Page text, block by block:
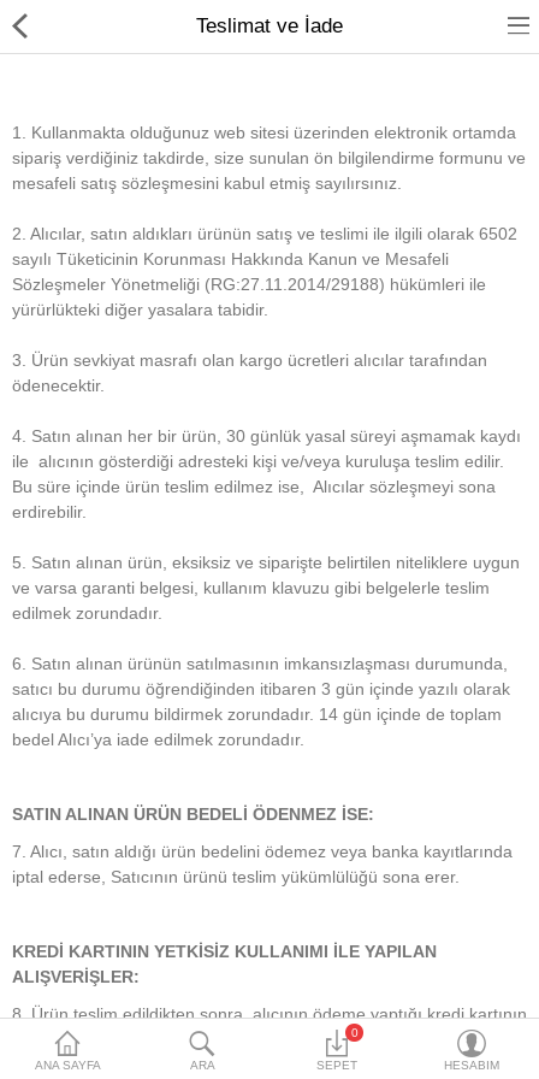
Volkswagen
Seat
Skoda
Audi
Cupra
Hızlı Sipariş
Aydınlatma
Bodykit
Paspas & Bagaj Havuzu
Yedek Parça
Bakım ve Temizlik Ürünleri
Diğer Ürünler
ANA SAYFA ARA
0
SEPET HESABIM
Teslimat ve İade
1. Kullanmakta olduğunuz web sitesi üzerinden elektronik ortamda
sipariş verdiğiniz takdirde, size sunulan ön bilgilendirme formunu ve
mesafeli satış sözleşmesini kabul etmiş sayılırsınız.
2. Alıcılar, satın aldıkları ürünün satış ve teslimi ile ilgili olarak 6502
sayılı Tüketicinin Korunması Hakkında Kanun ve Mesafeli
Sözleşmeler Yönetmeliği (RG:27.11.2014/29188) hükümleri ile
yürürlükteki diğer yasalara tabidir.
3. Ürün sevkiyat masrafı olan kargo ücretleri alıcılar tarafından
ödenecektir.
4. Satın alınan her bir ürün, 30 günlük yasal süreyi aşmamak kaydı
ile alıcının gösterdiği adresteki kişi ve/veya kuruluşa teslim edilir.
Bu süre içinde ürün teslim edilmez ise, Alıcılar sözleşmeyi sona
erdirebilir.
5. Satın alınan ürün, eksiksiz ve siparişte belirtilen niteliklere uygun
ve varsa garanti belgesi, kullanım klavuzu gibi belgelerle teslim
edilmek zorundadır.
6. Satın alınan ürünün satılmasının imkansızlaşması durumunda,
satıcı bu durumu öğrendiğinden itibaren 3 gün içinde yazılı olarak
alıcıya bu durumu bildirmek zorundadır. 14 gün içinde de toplam
bedel Alıcı’ya iade edilmek zorundadır.
SATIN ALINAN ÜRÜN BEDELİ ÖDENMEZ İSE:
7. Alıcı, satın aldığı ürün bedelini ödemez veya banka kayıtlarında
iptal ederse, Satıcının ürünü teslim yükümlülüğü sona erer.
KREDİ KARTININ YETKİSİZ KULLANIMI İLE YAPILAN
ALIŞVERİŞLER:
8. Ürün teslim edildikten sonra, alıcının ödeme yaptığı kredi kartının
yetkisiz kişiler tarafından haksız olarak kullanıldığı tespit edilirse ve
satılan ürün bedeli ilgili banka veya finans kuruluşu tarafından